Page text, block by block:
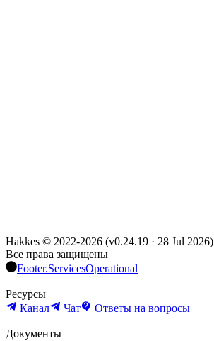
Hakkes © 2022-2026 (v0.24.19 · 28 Jul 2026)
Все права защищены
Footer.ServicesOperational
Ресурсы
Канал
Чат Ответы на вопросы
Документы